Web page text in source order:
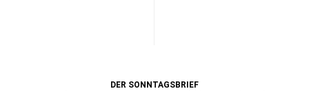
DER SONNTAGSBRIEF